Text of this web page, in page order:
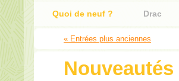
Quoi de neuf ? Drac
« Entrées plus anciennes
Nouveautés